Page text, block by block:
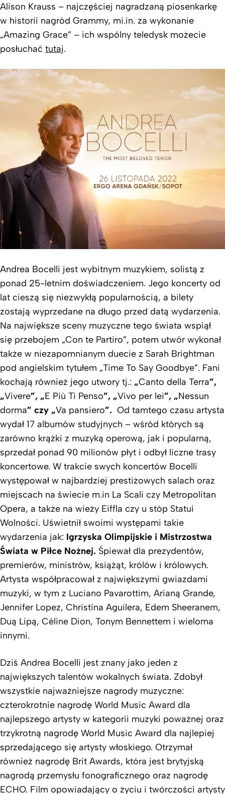
Alison Krauss – najczęściej nagradzaną piosenkarkę
w historii nagród Grammy, mi.in. za wykonanie
„Amazing Grace” – ich wspólny teledysk możecie
posłuchać tutaj.
Andrea Bocelli jest wybitnym muzykiem, solistą z
ponad 25-letnim doświadczeniem. Jego koncerty od
lat cieszą się niezwykłą popularnością, a bilety
zostają wyprzedane na długo przed datą wydarzenia.
Na największe sceny muzyczne tego świata wspiął
się przebojem „Con te Partiro”, potem utwór wykonał
także w niezapomnianym duecie z Sarah Brightman
pod angielskim tytułem „Time To Say Goodbye”. Fani
kochają również jego utwory tj.: „Canto della Terra”,
„Vivere”, „E Più Ti Penso”, „Vivo per lei”, „Nessun
dorma” czy „Va pansiero”. Od tamtego czasu artysta
wydał 17 albumów studyjnych – wśród których są
zarówno krążki z muzyką operową, jak i popularną,
sprzedał ponad 90 milionów płyt i odbył liczne trasy
koncertowe. W trakcie swych koncertów Bocelli
występował w najbardziej prestiżowych salach oraz
miejscach na świecie m.in La Scali czy Metropolitan
Opera, a także na wieży Eiffla czy u stóp Statui
Wolności. Uświetnił swoimi występami takie
wydarzenia jak: Igrzyska Olimpijskie i Mistrzostwa
Świata w Piłce Nożnej. Śpiewał dla prezydentów,
premierów, ministrów, książąt, królów i królowych.
Artysta współpracował z największymi gwiazdami
muzyki, w tym z Luciano Pavarottim, Arianą Grande,
Jennifer Lopez, Christina Aguilera, Edem Sheeranem,
Duą Lipą, Céline Dion, Tonym Bennettem i wieloma
innymi.
Dziś Andrea Bocelli jest znany jako jeden z
największych talentów wokalnych świata. Zdobył
wszystkie najważniejsze nagrody muzyczne:
czterokrotnie nagrodę World Music Award dla
najlepszego artysty w kategorii muzyki poważnej oraz
trzykrotną nagrodę World Music Award dla najlepiej
sprzedającego się artysty włoskiego. Otrzymał
również nagrodę Brit Awards, która jest brytyjską
nagrodą przemysłu fonograficznego oraz nagrodę
ECHO. Film opowiadający o życiu i twórczości artysty